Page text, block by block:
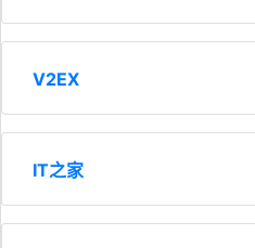
V2EX
IT之家